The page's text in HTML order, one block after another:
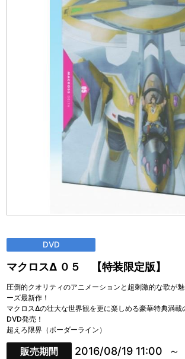
DVD
マクロスΔ ０５ 【特装限定版】
圧倒的クオリティのアニメーションと超刺激的な歌が
ーズ最新作！
マクロスΔの壮大な世界観を更に楽しめる豪華特典満載
DVD発売！
超えろ限界（ボーダーライン）
販売期間 2016/08/19 11:00